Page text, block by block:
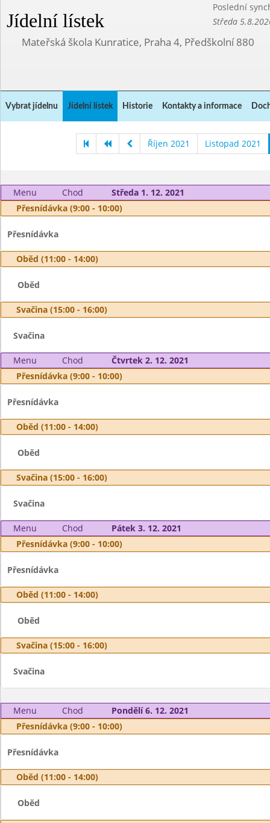
Jídelní lístek
Poslední
Středa
Mateřská škola Kunratice, Praha 4, Předškolní 880
Vybrat jídelnu Jídelní lístek Historie Kontakty a informace
Říjen 2021 Listopad 2021
Menu Chod
Středa 1. 12. 2021
Přesnídávka (9:00 - 10:00)
Přesnídávka
Oběd (11:00 - 14:00)
Oběd
Svačina (15:00 - 16:00)
Svačina
Menu Chod
Čtvrtek 2. 12. 2021
Přesnídávka (9:00 - 10:00)
Přesnídávka
Oběd (11:00 - 14:00)
Oběd
Svačina (15:00 - 16:00)
Svačina
Menu Chod
Pátek 3. 12. 2021
Přesnídávka (9:00 - 10:00)
Přesnídávka
Oběd (11:00 - 14:00)
Oběd
Svačina (15:00 - 16:00)
Svačina
Menu Chod
Pondělí 6. 12. 2021
Přesnídávka (9:00 - 10:00)
Přesnídávka
Oběd (11:00 - 14:00)
Oběd